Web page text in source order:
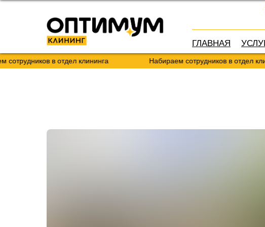
ГЛАВНАЯ
в отдел клининга Набираем сотрудников в отдел